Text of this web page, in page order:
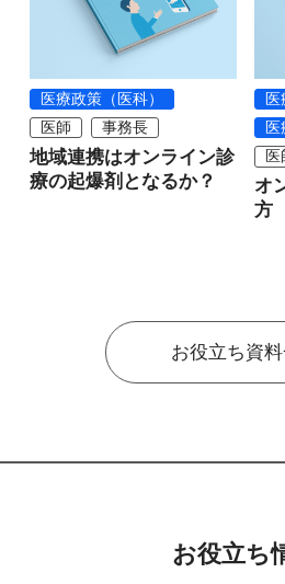
医療政策（医科）
医師
事務長
地域連携はオンライン診
療の起爆剤となるか？
医
医
医
オ
方
お役立ち資
お役立ち